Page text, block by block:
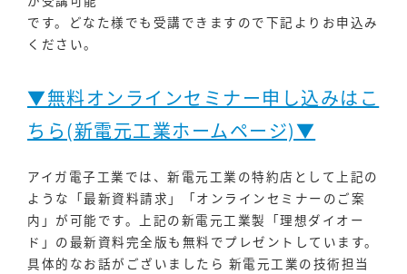
です。どなた様でも受講できますので下記よりお申込み
ください。
▼無料オンラインセミナー申し込みはこ
ちら(新電元工業ホームページ)▼
アイガ電子工業では、新電元工業の特約店として上記の
ような「最新資料請求」「オンラインセミナーのご案
内」が可能です。上記の新電元工業製「理想ダイオー
ド」の最新資料完全版も無料でプレゼントしています。
具体的なお話がございましたら 新電元工業の技術担当